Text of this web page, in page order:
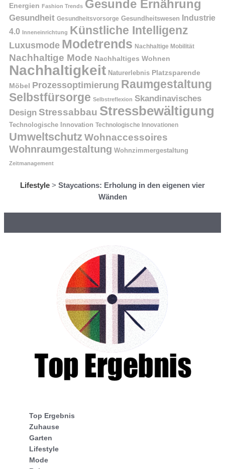
Energien Fashion Trends Gesunde Ernährung
Gesundheit Gesundheitsvorsorge Gesundheitswesen
Industrie
4.0
Inneneinrichtung Künstliche Intelligenz
Luxusmode Modetrends Nachhaltige Mobilität
Nachhaltige Mode Nachhaltiges Wohnen
Nachhaltigkeit Naturerlebnis Platzsparende
Möbel
Prozessoptimierung Raumgestaltung
Selbstfürsorge Selbstreflexion Skandinavisches
Design Stressabbau Stressbewältigung
Technologische Innovation Technologische Innovationen
Umweltschutz Wohnaccessoires
Wohnraumgestaltung Wohnzimmergestaltung
Zeitmanagement
Lifestyle > Staycations: Erholung in den eigenen vier
Wänden
Top Ergebnis
Zuhause
Garten
Lifestyle
Mode